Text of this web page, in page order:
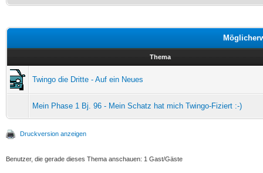
Thema
Twingo die Dritte - Auf ein Neues
Mein Phase 1 Bj. 96 - Mein Schatz hat mich Twingo-Fiziert :-)
Druckversion anzeigen
Benutzer, die gerade dieses Thema anschauen: 1 Gast/Gäste